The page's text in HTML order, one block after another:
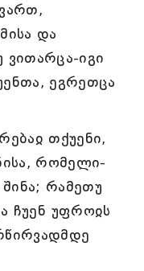
და
ვითარცა-იგი
ეგრეთცა
თქუენი,
რომელი-
შინა; რამეთუ
ჩუენ უფროჲს